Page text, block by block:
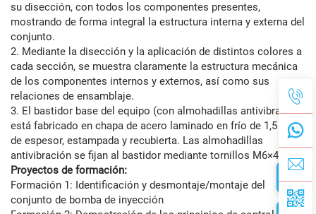
su disección, con todos los componentes presentes,
mostrando de forma integral la estructura interna y externa del
conjunto.
2. Mediante la disección y la aplicación de distintos colores a
cada sección, se muestra claramente la estructura mecánica
de los componentes internos y externos, así como sus
relaciones de ensamblaje.
3. El bastidor base del equipo (con almohadillas antivibración)
está fabricado en chapa de acero laminado en frío de 1,5 mm
de espesor, estampada y recubierta. Las almohadillas
antivibración se fijan al bastidor mediante tornillos M6×4.
Proyectos de formación:
Formación 1: Identificación y desmontaje/montaje del
conjunto de bomba de inyección